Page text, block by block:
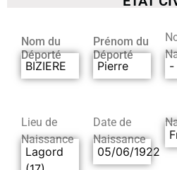
Nom du
Déporté
BIZIERE
Prénom du
Déporté
Pierre -
Lieu de
Naissance
Lagord
Date de
Naissance
05/06/1922